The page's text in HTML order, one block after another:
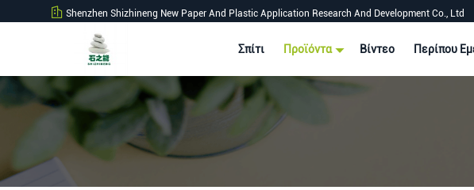
Shenzhen Shizhineng New Paper And Plastic Application Research And Development Co., Ltd
Σπίτι Προϊόντα Βίντεο Περίπου